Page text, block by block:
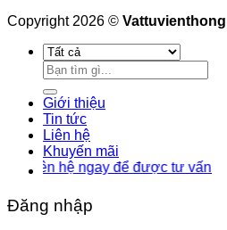
Copyright 2026 © Vattuvienthong
Tìm
kiếm:
Giới thiệu
Tin tức
Liên hệ
Khuyến mãi
ngay để được tư vấn
Đăng nhập